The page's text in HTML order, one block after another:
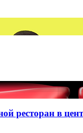
ресторан в